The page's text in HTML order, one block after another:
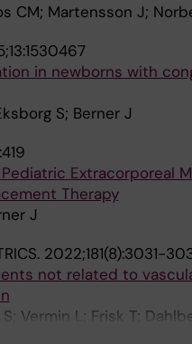
CM; Martensson J;
in newborns with
S; Berner J
Extracorporeal
Therapy
J
2022;181(8):3031-
not related to
Vermin L; Frisk T;